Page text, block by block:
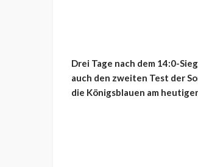
Drei Tage nach dem 14:0-
auch den zweiten Test der
die Königsblauen am